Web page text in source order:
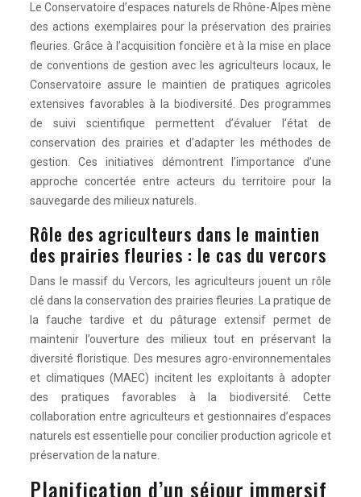
Le Conservatoire d’espaces naturels de Rhône-Alpes mène
des actions exemplaires pour la préservation des prairies
fleuries. Grâce à l’acquisition foncière et à la mise en place
de conventions de gestion avec les agriculteurs locaux, le
Conservatoire assure le maintien de pratiques agricoles
extensives favorables à la biodiversité. Des programmes
de suivi scientifique permettent d’évaluer l’état de
conservation des prairies et d’adapter les méthodes de
gestion. Ces initiatives démontrent l’importance d’une
approche concertée entre acteurs du territoire pour la
sauvegarde des milieux naturels.
Rôle des agriculteurs dans le maintien
des prairies fleuries : le cas du vercors
Dans le massif du Vercors, les agriculteurs jouent un rôle
clé dans la conservation des prairies fleuries. La pratique de
la fauche tardive et du pâturage extensif permet de
maintenir l’ouverture des milieux tout en préservant la
diversité floristique. Des mesures agro-environnementales
et climatiques (MAEC) incitent les exploitants à adopter
des pratiques favorables à la biodiversité. Cette
collaboration entre agriculteurs et gestionnaires d’espaces
naturels est essentielle pour concilier production agricole et
préservation de la nature.
Planification d’un séjour immersif